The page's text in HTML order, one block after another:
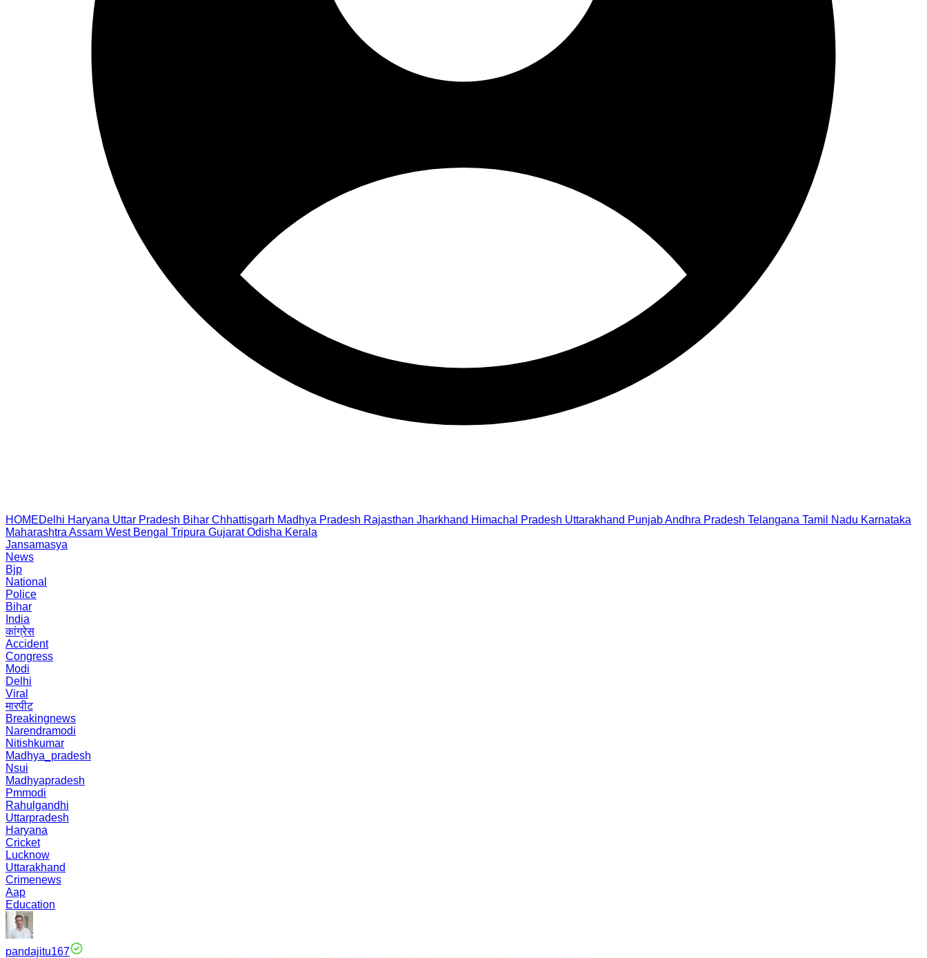
HOMEDelhi Haryana Uttar Pradesh Bihar Chhattisgarh Madhya Pradesh Rajasthan Jharkhand Himachal Pradesh Uttarakhand PunjabAndhra Pradesh Telangana Tamil Nadu Karnataka
Maharashtra Assam West Bengal Tripura Gujarat Odisha Kerala
Jansamasya
News
Bjp
National
Police
Bihar
India
कांग्रेस
Accident
Congress
Modi
Delhi
Viral
मारपीट
Breakingnews
Narendramodi
Nitishkumar
Madhya_pradesh
Nsui
Madhyapradesh
Pmmodi
Rahulgandhi
Uttarpradesh
Haryana
Cricket
Lucknow
Uttarakhand
Crimenews
Aap
Education
pandajitu167